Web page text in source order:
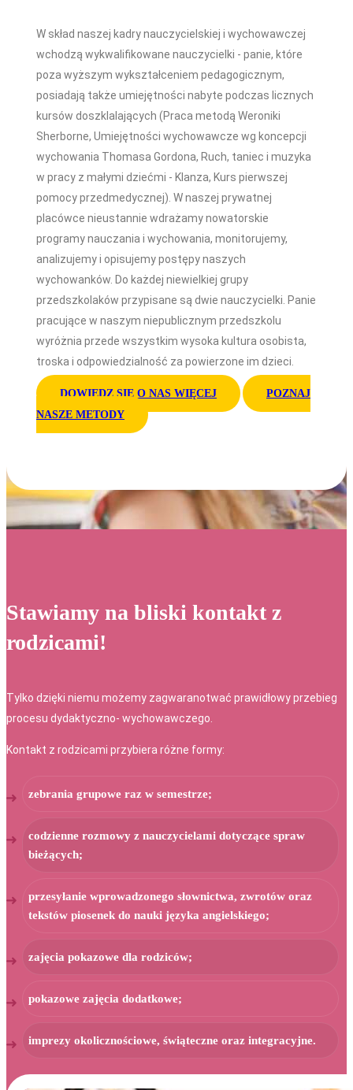
W skład naszej kadry nauczycielskiej i wychowawczej
wchodzą wykwalifikowane nauczycielki - panie, które
poza wyższym wykształceniem pedagogicznym,
posiadają także umiejętności nabyte podczas licznych
kursów doszklalających (Praca metodą Weroniki
Sherborne, Umiejętności wychowawcze wg koncepcji
wychowania Thomasa Gordona, Ruch, taniec i muzyka
w pracy z małymi dziećmi - Klanza, Kurs pierwszej
pomocy przedmedycznej). W naszej prywatnej
placówce nieustannie wdrażamy nowatorskie
programy nauczania i wychowania, monitorujemy,
analizujemy i opisujemy postępy naszych
wychowanków. Do każdej niewielkiej grupy
przedszkolaków przypisane są dwie nauczycielki. Panie
pracujące w naszym niepublicznym przedszkolu
wyróżnia przede wszystkim wysoka kultura osobista,
troska i odpowiedzialność za powierzone im dzieci.
DOWIEDZ SIĘ O NAS WIĘCEJ
POZNAJ
NASZE METODY
Stawiamy na bliski kontakt z
rodzicami!
Tylko dzięki niemu możemy zagwaranotwać prawidłowy przebieg
procesu dydaktyczno- wychowawczego.
Kontakt z rodzicami przybiera różne formy:
zebrania grupowe raz w semestrze;
codzienne rozmowy z nauczycielami dotyczące spraw
bieżących;
przesyłanie wprowadzonego słownictwa, zwrotów oraz
tekstów piosenek do nauki języka angielskiego;
zajęcia pokazowe dla rodziców;
pokazowe zajęcia dodatkowe;
imprezy okolicznościowe, świąteczne oraz integracyjne.